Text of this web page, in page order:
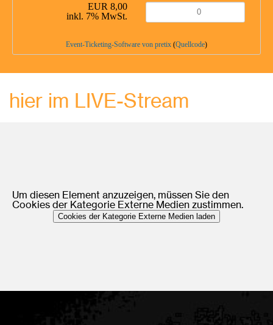
EUR 8,00
inkl. 7% MwSt.
Event-Ticketing-Software von pretix (Quellcode)
hier im LIVE-Stream
Um diesen Element anzuzeigen, müssen Sie den
Cookies der Kategorie Externe Medien zustimmen.
Cookies der Kategorie Externe Medien laden